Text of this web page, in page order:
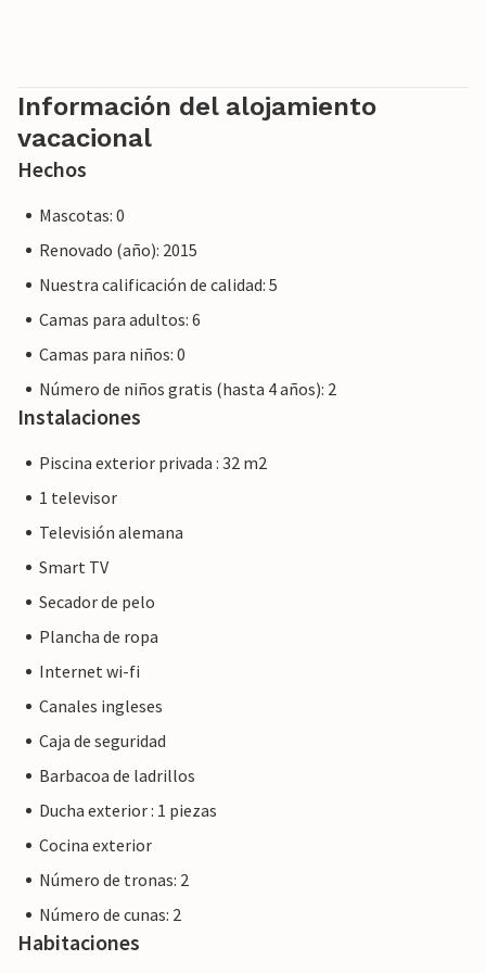
Información del alojamiento
vacacional
Hechos
Mascotas: 0
Renovado (año): 2015
Nuestra calificación de calidad: 5
Camas para adultos: 6
Camas para niños: 0
Número de niños gratis (hasta 4 años): 2
Instalaciones
Piscina exterior privada : 32 m2
1 televisor
Televisión alemana
Smart TV
Secador de pelo
Plancha de ropa
Internet wi-fi
Canales ingleses
Caja de seguridad
Barbacoa de ladrillos
Ducha exterior : 1 piezas
Cocina exterior
Número de tronas: 2
Número de cunas: 2
Habitaciones